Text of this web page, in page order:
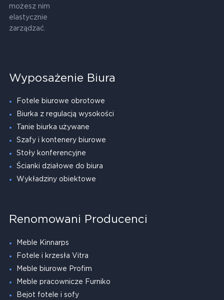
możesz nim
elastycznie
zarządzać.
Wyposażenie Biura
Fotele biurowe obrotowe
Biurka z regulacją wysokości
Tanie biurka używane
Szafy i kontenery biurowe
Stoły konferencyjne
Ścianki działowe do biura
Wykładziny obiektowe
Renomowani Producenci
Meble Kinnarps
Fotele i krzesła Vitra
Meble biurowe Profim
Meble pracownicze Furniko
Bejot fotele i sofy